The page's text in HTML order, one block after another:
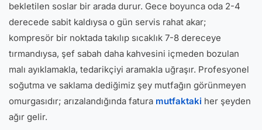
bekletilen soslar bir arada durur. Gece boyunca oda 2-4
derecede sabit kaldıysa o gün servis rahat akar;
kompresör bir noktada takılıp sıcaklık 7-8 dereceye
tırmandıysa, şef sabah daha kahvesini içmeden bozulan
malı ayıklamakla, tedarikçiyi aramakla uğraşır. Profesyonel
soğutma ve saklama dediğimiz şey mutfağın görünmeyen
omurgasıdır; arızalandığında fatura mutfaktaki her şeyden
ağır gelir.